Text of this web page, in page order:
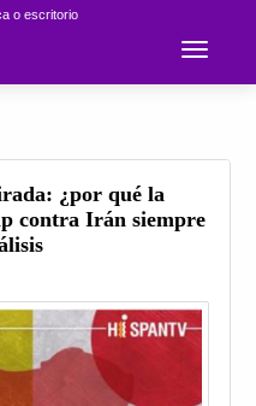
o escritorio
Toggle
¿por qué la
contra Irán siempre